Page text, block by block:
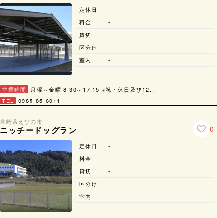
営業時間
月曜～金曜 8:30～17:15 ※祝・休日及び12...
TEL
0985-85-6011
定休日
-
料金
-
貸切
-
区分け
-
室内
-
宮崎県 えびの市
ニッチードッグラン 0
定休日
-
料金
-
貸切
-
区分け
-
室内
-